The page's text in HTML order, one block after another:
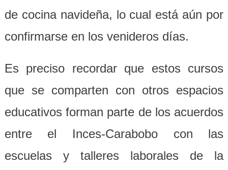
de cocina navideña, lo cual está aún por
confirmarse en los venideros días.
Es preciso recordar que estos cursos
que se comparten con otros espacios
educativos forman parte de los acuerdos
entre el Inces-Carabobo con las
escuelas y talleres laborales de la